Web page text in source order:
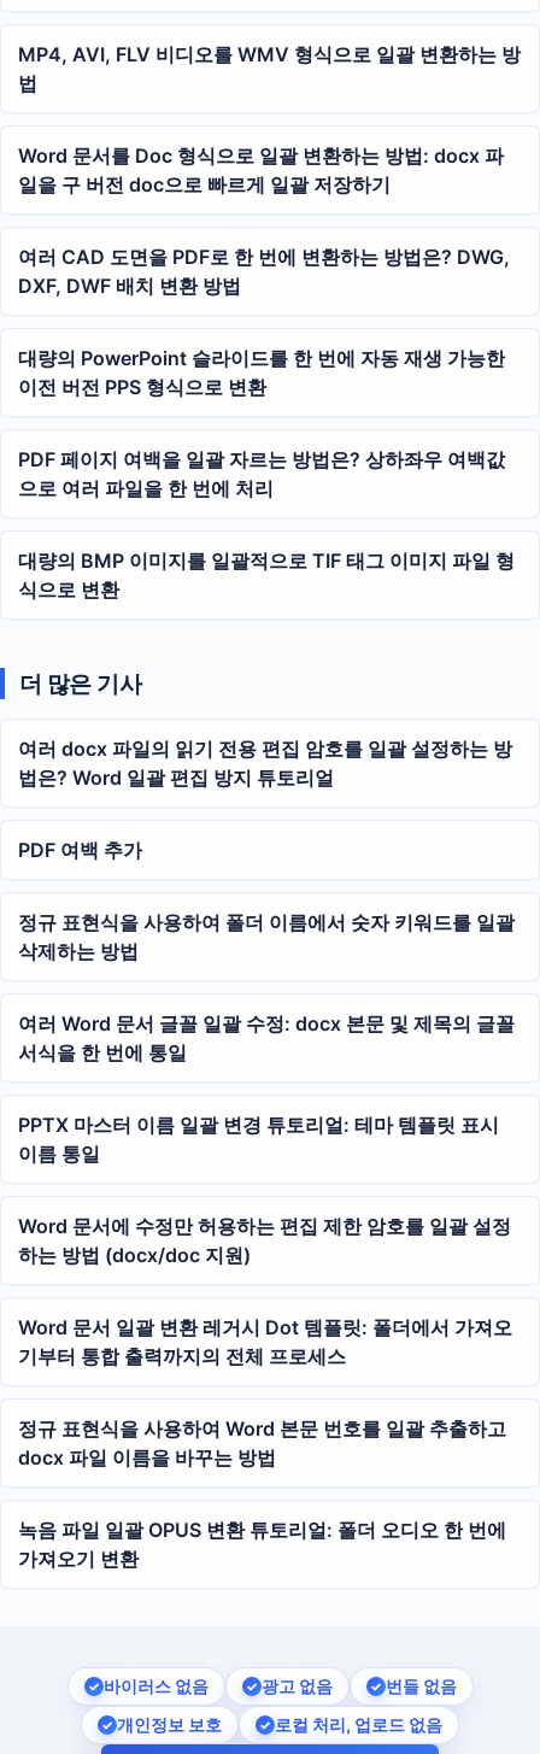
MP4, AVI, FLV 비디오를 WMV 형식으로 일괄 변환하는 방
법
Word 문서를 Doc 형식으로 일괄 변환하는 방법: docx 파
일을 구 버전 doc으로 빠르게 일괄 저장하기
여러 CAD 도면을 PDF로 한 번에 변환하는 방법은? DWG,
DXF, DWF 배치 변환 방법
대량의 PowerPoint 슬라이드를 한 번에 자동 재생 가능한
이전 버전 PPS 형식으로 변환
PDF 페이지 여백을 일괄 자르는 방법은? 상하좌우 여백값
으로 여러 파일을 한 번에 처리
대량의 BMP 이미지를 일괄적으로 TIF 태그 이미지 파일 형
식으로 변환
더 많은 기사
여러 docx 파일의 읽기 전용 편집 암호를 일괄 설정하는 방
법은? Word 일괄 편집 방지 튜토리얼
PDF 여백 추가
정규 표현식을 사용하여 폴더 이름에서 숫자 키워드를 일괄
삭제하는 방법
여러 Word 문서 글꼴 일괄 수정: docx 본문 및 제목의 글꼴
서식을 한 번에 통일
PPTX 마스터 이름 일괄 변경 튜토리얼: 테마 템플릿 표시
이름 통일
Word 문서에 수정만 허용하는 편집 제한 암호를 일괄 설정
하는 방법 (docx/doc 지원)
Word 문서 일괄 변환 레거시 Dot 템플릿: 폴더에서 가져오
기부터 통합 출력까지의 전체 프로세스
정규 표현식을 사용하여 Word 본문 번호를 일괄 추출하고
docx 파일 이름을 바꾸는 방법
녹음 파일 일괄 OPUS 변환 튜토리얼: 폴더 오디오 한 번에
가져오기 변환
바이러스 없음 광고 없음
번들 없음
개인정보 보호
로컬 처리, 업로드 없음